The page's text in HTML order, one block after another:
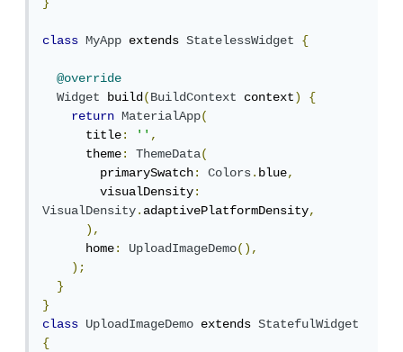
}
class MyApp extends StatelessWidget {
@override
Widget
build(BuildContext context)
{
return
MaterialApp(
      title
: '',
      theme
: ThemeData(
        primarySwatch
: Colors.blue,
        visualDensity
:
VisualDensity.adaptivePlatformDensity,
),
      home
: UploadImageDemo(),
);
}
}
class
UploadImageDemo extends StatefulWidget
{